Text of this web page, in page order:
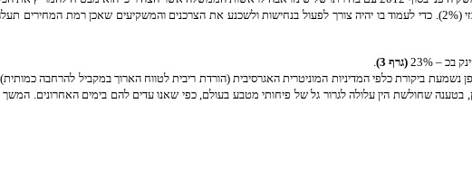
(גרף 3)